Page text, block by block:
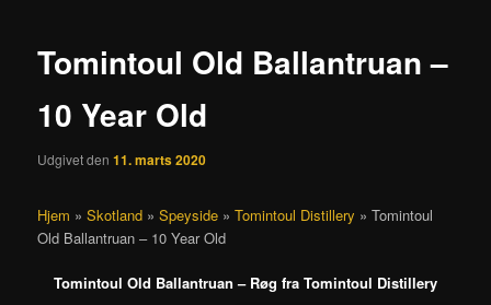
Tomintoul Old Ballantruan –
10 Year Old
Udgivet den11. marts 2020
Hjem »Skotland »Speyside »Tomintoul Distillery »Tomintoul
Old Ballantruan – 10 Year Old
Tomintoul Old Ballantruan – Røg fra Tomintoul Distillery